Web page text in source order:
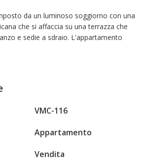
da un luminoso soggiorno con una
che si affaccia su una terrazza che
e sedie a sdraio. L'appartamento
e una seconda stanza che può
camera per bambini e si affaccia anche
di materiali di qualità, tra cui pavimenti
VMC-116
Appartamento
Vendita